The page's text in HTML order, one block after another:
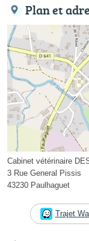
Plan et
Cabinet vétérinaire
3 Rue General Pissis
43230 Paulhaguet
Trajet